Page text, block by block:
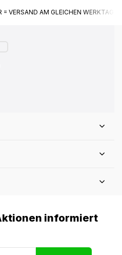
VERSAND AM GLEICHEN WERKTAG*
informiert